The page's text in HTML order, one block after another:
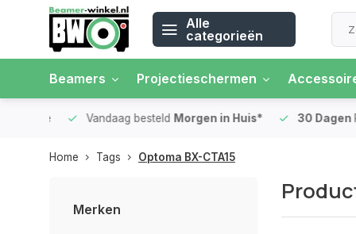
Alle
categorieën
Beamers Projectieschermen
Vandaag besteldMorgen in Huis* 30 Dagen
Home Tags Optoma BX-CTA15
Merken